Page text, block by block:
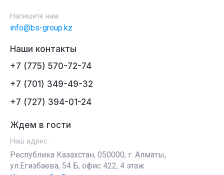
Наши контакты
+7 (775) 570-72-74
+7 (701) 349-49-32
+7 (727) 394-01-24
Напишите нам:
info@bs-group.kz
Ждем в гости
Наш адрес:
Республика Казахстан, 050000, г. Алматы,
ул.Егизбаева, 54 Б, офис 422, 4 этаж